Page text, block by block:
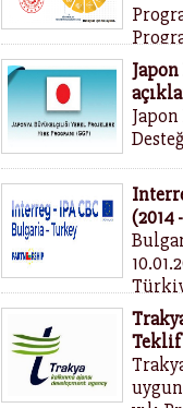
Mali
(2014
Teklif